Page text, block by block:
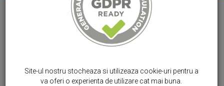
Site-ul nostru stocheaza si utilizeaza cookie-uri pentru a
va oferi o experienta de utilizare cat mai buna.